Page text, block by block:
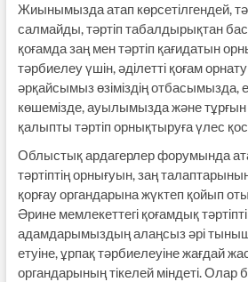
Жиынымызда атап көрсетілгендей,
салмайды, тәртіп табалдырықтан
қоғамда заң мен тәртіп қағидатын
тәрбиелеу үшін, әділетті қоғам
әрқайсымыз өзіміздің
көшемізде, ауылымызда және
қалыпты тәртіп орнықтыруға үлес
Облыстық ардагерлер форумында
тәртіптің орнығуын, заң
қорғау органдарына жүктеп қойып
Әрине мемлекеттегі қоғамдық
адамдарымыздың алаңсыз әрі тыныш
етуіне, ұрпақ тәрбиелеуіне жағдай
органдарының тікелей міндеті. Олар